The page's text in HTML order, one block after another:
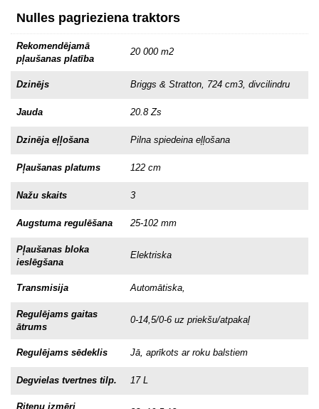
Nulles pagrieziena traktors
Rekomendējamā
pļaušanas platība
20 000 m2
Dzinējs Briggs & Stratton, 724 cm3, divcilindru
Jauda 20.8 Zs
Dzinēja eļļošana Pilna spiedeina eļļošana
Pļaušanas platums 122 cm
Nažu skaits 3
Augstuma regulēšana 25-102 mm
Pļaušanas bloka
ieslēgšana
Elektriska
Transmisija Automātiska,
Regulējams gaitas
ātrums
0-14,5/0-6 uz priekšu/atpakaļ
Regulējams sēdeklis Jā, aprīkots ar roku balstiem
Degvielas tvertnes tilp. 17 L
Riteņu izmēri